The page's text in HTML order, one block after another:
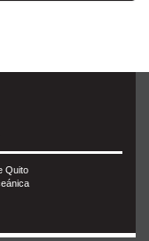
Quito